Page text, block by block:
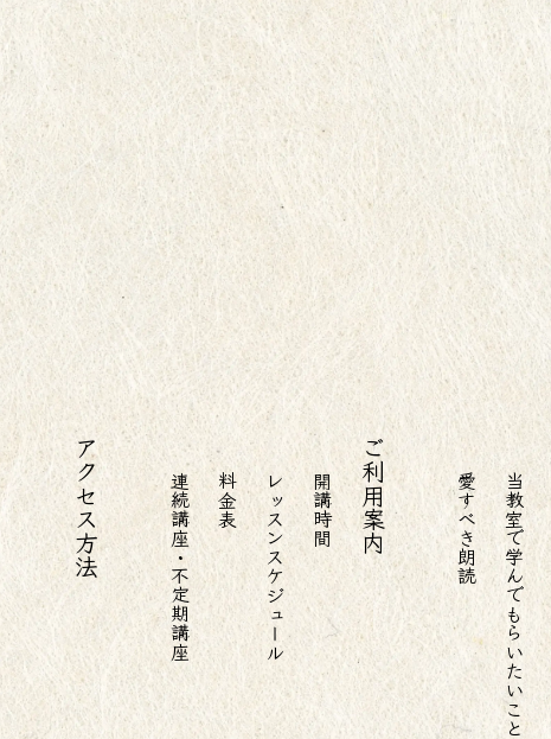
当教室で学んでもらいたいこと
愛すべき朗読
ご利用案内
開講時間
レッスンスケジュール
料金表
連続講座・不定期講座
アクセス方法